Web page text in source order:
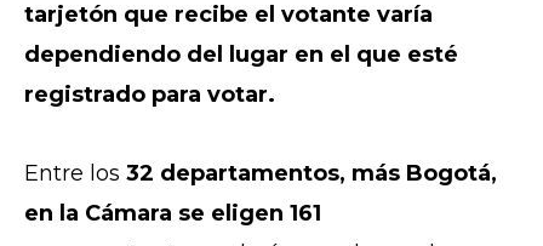
tarjetón que recibe el votante varía
dependiendo del lugar en el que esté
registrado para votar.
Entre los 32 departamentos, más Bogotá,
en la Cámara se eligen 161